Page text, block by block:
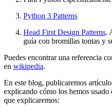
Python 3 Patterns
Head First Design Patterns.
guía con bromillas tontas y
Puedes encontrar una referencia
en wikipedia.
En este blog, publicaremos
explicando cómo los hemos
que explicaremos: